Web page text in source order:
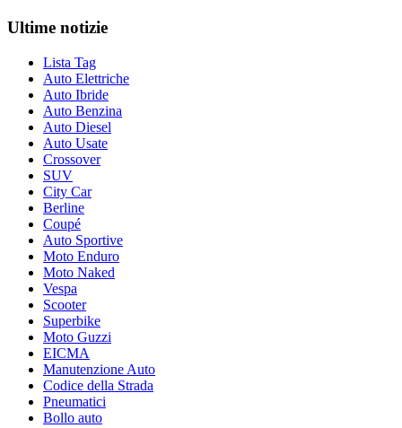
Ultime notizie
Lista Tag
Auto Elettriche
Auto Ibride
Auto Benzina
Auto Diesel
Auto Usate
Crossover
SUV
City Car
Berline
Coupé
Auto Sportive
Moto Enduro
Moto Naked
Vespa
Scooter
Superbike
Moto Guzzi
EICMA
Manutenzione Auto
Codice della Strada
Pneumatici
Bollo auto